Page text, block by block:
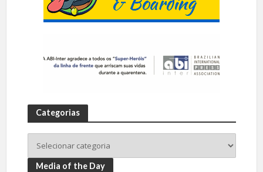
Categorias
Media of the Day